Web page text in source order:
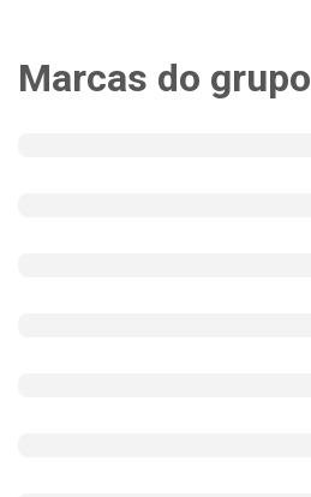
Marcas do grupo